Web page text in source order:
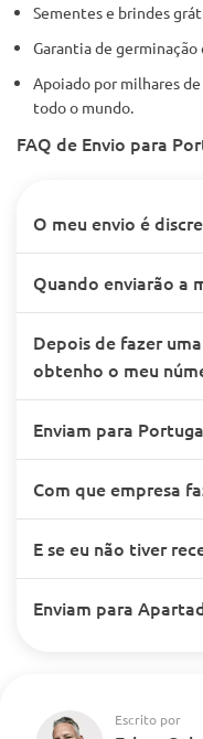
Sementes e brindes
Garantia de germinação
Apoiado por milhares
todo o mundo.
FAQ de Envio para
O meu envio é
Quando enviarão a
Depois de fazer
obtenho o meu
Enviam para
Com que empresa
E se eu não tiver
Enviam para
Escrito por